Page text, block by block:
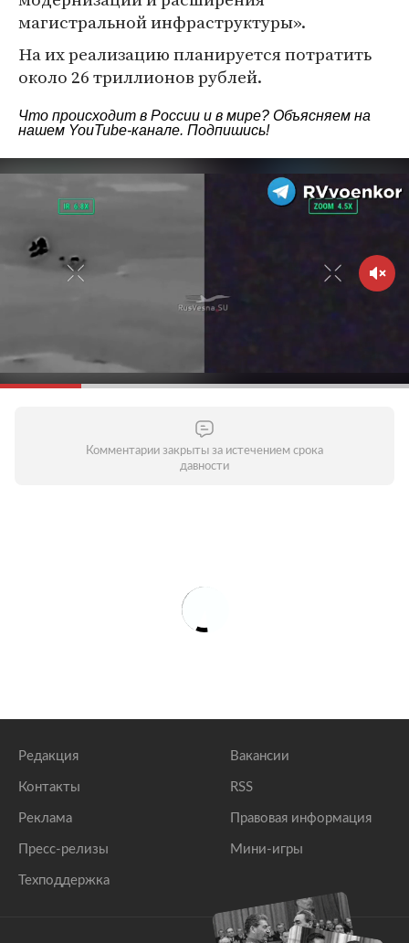
магистральной инфраструктуры».
На их реализацию планируется потратить
около 26 триллионов рублей.
Что происходит в России и в мире? Объясняем на
нашем YouTube-канале. Подпишись!
Комментарии закрыты за истечением срока
давности
Редакция
Контакты
Реклама
Пресс-релизы
Техподдержка
Вакансии
RSS
Правовая информация
Мини-игры